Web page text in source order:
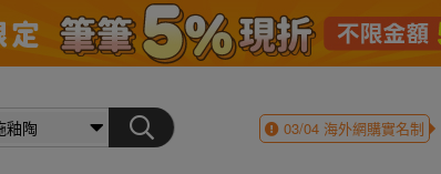
03/04海外網購實名制